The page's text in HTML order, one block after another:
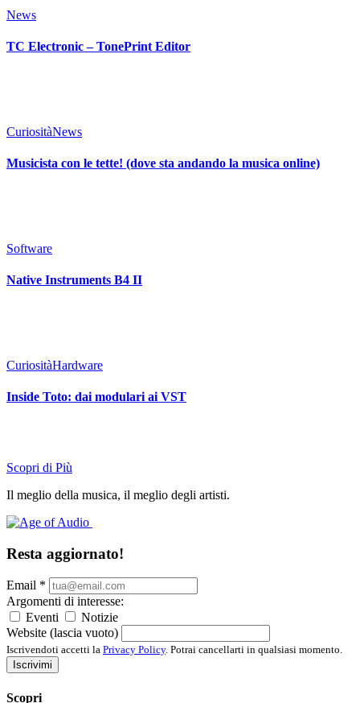
News
TC Electronic – TonePrint Editor
CuriositàNews
Musicista con le tette! (dove sta andando la musica online)
Software
Native Instruments B4 II
CuriositàHardware
Inside Toto: dai modulari ai VST
Scopri di Più
Il meglio della musica, il meglio degli artisti.
Resta aggiornato!
Email *
Argomenti di interesse:
Eventi
Notizie
Website (lascia vuoto)
Iscrivendoti accetti la Privacy Policy. Potrai cancellarti in qualsiasi momento.
Iscrivimi
Scopri